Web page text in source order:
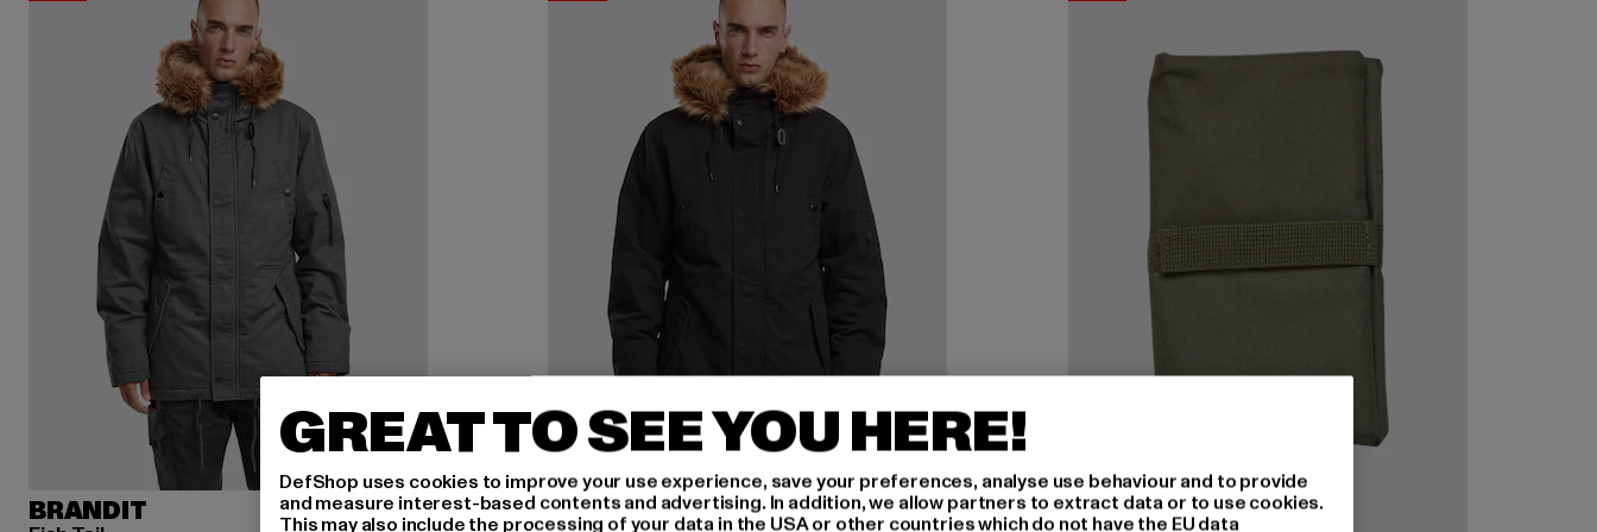
BRANDIT BRANDIT
GREAT TO SEE YOU HERE!
DefShop uses cookies to improve your use experience, save your preferences, analyse use behaviour and to provide
and measure interest-based contents and advertising. In addition, we allow partners to extract data or to use cookies.
This may also include the processing of your data in the USA or other countries which do not have the EU data